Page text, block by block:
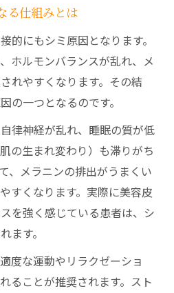
る仕組みとは
的にもシミ原因となります。
ホルモンバランスが乱れ、メ
れやすくなります。その結
の一つとなるのです。
律神経が乱れ、睡眠の質が低
の生まれ変わり）も滞りがち
、メラニンの排出がうまくい
すくなります。実際に美容皮
を強く感じている患者は、シ
ます。
度な運動やリラクゼーショ
ることが推奨されます。スト